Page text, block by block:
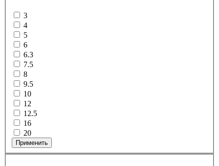
3
4
5
6
6.3
7.5
8
9.5
10
12
12.5
16
20
Применить